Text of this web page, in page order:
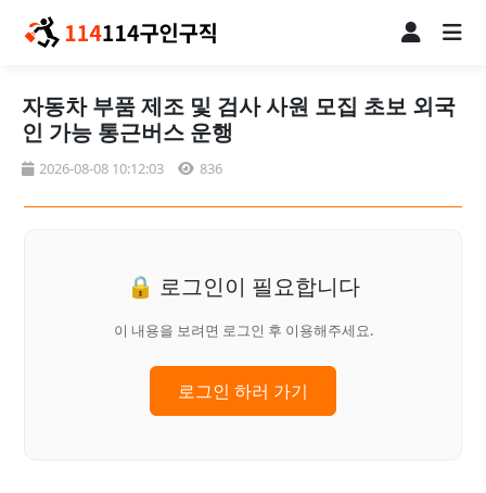
자동차 부품 제조 및 검사 사원 모집 초보 외국
인 가능 통근버스 운행
2026-08-08 10:12:03 836
🔒 로그인이 필요합니다
이 내용을 보려면 로그인 후 이용해주세요.
로그인 하러 가기